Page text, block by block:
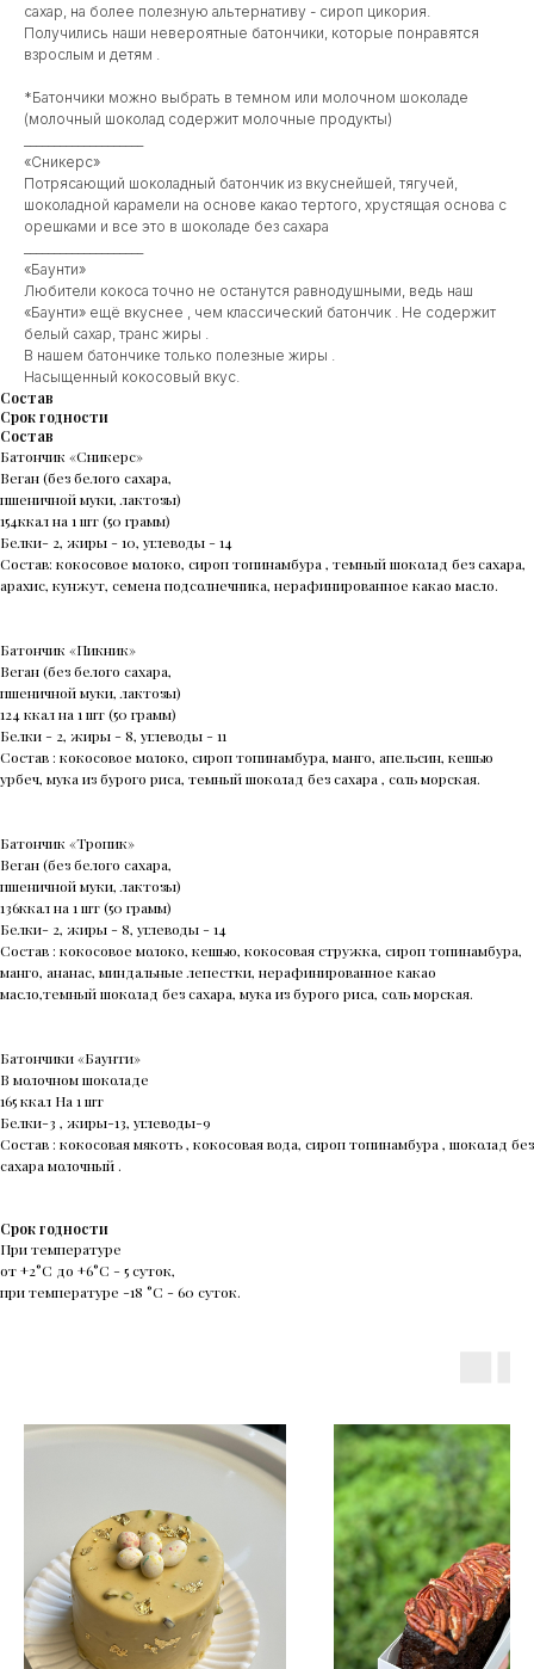
сахар, на более полезную альтернативу - сироп цикория.
Получились наши невероятные батончики, которые понравятся
взрослым и детям .
*Батончики можно выбрать в темном или молочном шоколаде
(молочный шоколад содержит молочные продукты)
«Сникерс»
Потрясающий шоколадный батончик из вкуснейшей, тягучей,
шоколадной карамели на основе какао тертого, хрустящая основа с
орешками и все это в шоколаде без сахара
«Баунти»
Любители кокоса точно не останутся равнодушными, ведь наш
«Баунти» ещё вкуснее , чем классический батончик . Не содержит
белый сахар, транс жиры .
В нашем батончике только полезные жиры .
Насыщенный кокосовый вкус.
Состав
Срок годности
Состав
Батончик «Сникерс»
Веган (без белого сахара,
пшеничной муки, лактозы)
154ккал на 1 шт (50 грамм)
Белки- 2, жиры - 10, углеводы - 14
Состав: кокосовое молоко, сироп топинамбура , темный шоколад без сахара,
арахис, кунжут, семена подсолнечника, нерафинированное какао масло.
Батончик «Пикник»
Веган (без белого сахара,
пшеничной муки, лактозы)
124 ккал на 1 шт (50 грамм)
Белки - 2, жиры - 8, углеводы - 11
Состав : кокосовое молоко, сироп топинамбура, манго, апельсин, кешью
урбеч, мука из бурого риса, темный шоколад без сахара , соль морская.
Батончик «Тропик»
Веган (без белого сахара,
пшеничной муки, лактозы)
136ккал на 1 шт (50 грамм)
Белки- 2, жиры - 8, углеводы - 14
Состав : кокосовое молоко, кешью, кокосовая стружка, сироп топинамбура,
манго, ананас, миндальные лепестки, нерафинированное какао
масло,темный шоколад без сахара, мука из бурого риса, соль морская.
Батончики «Баунти»
В молочном шоколаде
165 ккал На 1 шт
Белки-3 , жиры-13, углеводы-9
Состав : кокосовая мякоть , кокосовая вода, сироп топинамбура , шоколад без
сахара молочный .
Срок годности
При температуре
от +2°С до +6°С - 5 суток,
при температуре -18 °С - 60 суток.